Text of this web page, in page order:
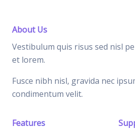
About Us
Vestibulum quis risus sed nisl
et lorem.
Fusce nibh nisl, gravida nec
condimentum velit.
Features